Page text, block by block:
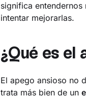
significa
intentar mejorarlas.
¿Qué es el
El apego ansioso no
trata más bien de un